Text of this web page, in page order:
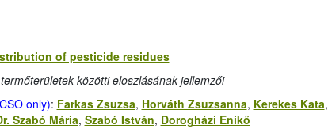
of pesticide residues
közötti eloszlásának jellemzői
only): Farkas Zsuzsa, Horváth Zsuzsanna, Kerekes Kata,
Szabó Mária, Szabó István, Dorogházi Enikő